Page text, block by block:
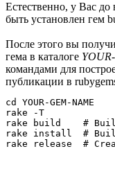
Естественно, у Вас
быть установлен гем
После этого вы
гема в каталоге
командами для
публикации в
cd YOUR-GEM-NAME
rake -T
rake build    # Build
rake install  # Build